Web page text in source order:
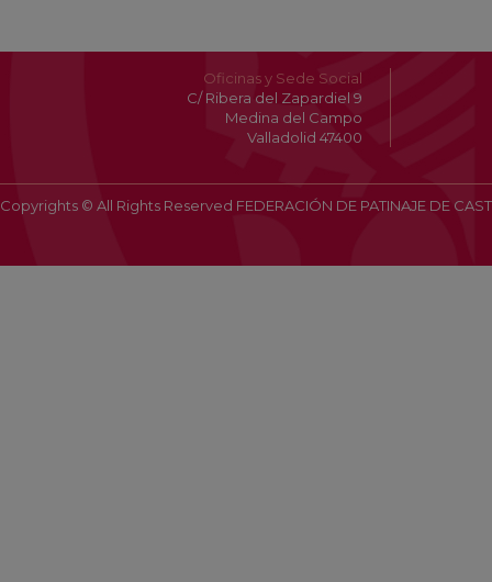
Oficinas y Sede Social
C/ Ribera del Zapardiel 9
Medina del Campo
Valladolid 47400
Copyrights © All Rights Reserved FEDERACIÓN DE PATINAJE DE